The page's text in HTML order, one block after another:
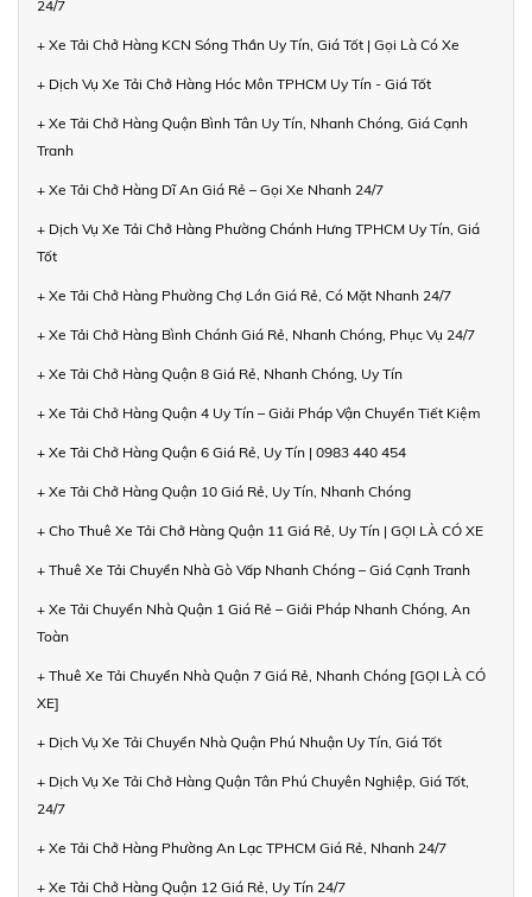
24/7
+ Xe Tải Chở Hàng KCN Sóng Thần Uy Tín, Giá Tốt | Gọi Là Có Xe
+ Dịch Vụ Xe Tải Chở Hàng Hóc Môn TPHCM Uy Tín - Giá Tốt
+ Xe Tải Chở Hàng Quận Bình Tân Uy Tín, Nhanh Chóng, Giá Cạnh
Tranh
+ Xe Tải Chở Hàng Dĩ An Giá Rẻ – Gọi Xe Nhanh 24/7
+ Dịch Vụ Xe Tải Chở Hàng Phường Chánh Hưng TPHCM Uy Tín, Giá
Tốt
+ Xe Tải Chở Hàng Phường Chợ Lớn Giá Rẻ, Có Mặt Nhanh 24/7
+ Xe Tải Chở Hàng Bình Chánh Giá Rẻ, Nhanh Chóng, Phục Vụ 24/7
+ Xe Tải Chở Hàng Quận 8 Giá Rẻ, Nhanh Chóng, Uy Tín
+ Xe Tải Chở Hàng Quận 4 Uy Tín – Giải Pháp Vận Chuyển Tiết Kiệm
+ Xe Tải Chở Hàng Quận 6 Giá Rẻ, Uy Tín | 0983 440 454
+ Xe Tải Chở Hàng Quận 10 Giá Rẻ, Uy Tín, Nhanh Chóng
+ Cho Thuê Xe Tải Chở Hàng Quận 11 Giá Rẻ, Uy Tín | GỌI LÀ CÓ XE
+ Thuê Xe Tải Chuyển Nhà Gò Vấp Nhanh Chóng – Giá Cạnh Tranh
+ Xe Tải Chuyển Nhà Quận 1 Giá Rẻ – Giải Pháp Nhanh Chóng, An
Toàn
+ Thuê Xe Tải Chuyển Nhà Quận 7 Giá Rẻ, Nhanh Chóng [GỌI LÀ CÓ
XE]
+ Dịch Vụ Xe Tải Chuyển Nhà Quận Phú Nhuận Uy Tín, Giá Tốt
+ Dịch Vụ Xe Tải Chở Hàng Quận Tân Phú Chuyên Nghiệp, Giá Tốt,
24/7
+ Xe Tải Chở Hàng Phường An Lạc TPHCM Giá Rẻ, Nhanh 24/7
+ Xe Tải Chở Hàng Quận 12 Giá Rẻ, Uy Tín 24/7